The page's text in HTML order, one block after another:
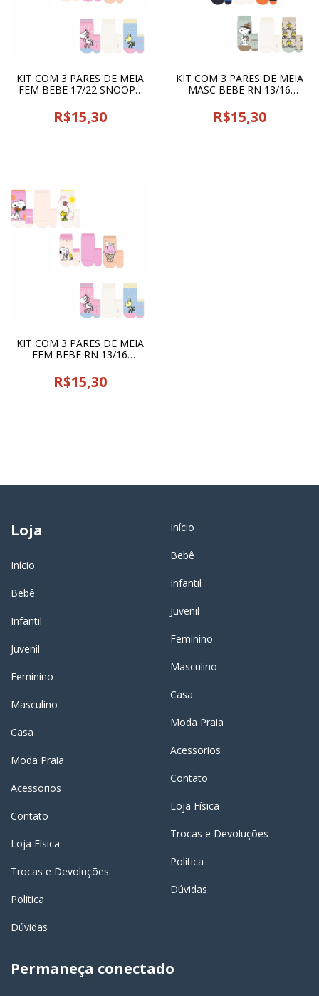
KIT COM 3 PARES DE MEIA
FEM BEBE 17/22 SNOOPY
R$15,30
KIT COM 3 PARES DE MEIA
MASC BEBE RN 13/16
25530
R$15,30
KIT COM 3 PARES DE MEIA
FEM BEBE RN 13/16
25529
R$15,30
Loja
Início
Bebê
Infantil
Juvenil
Feminino
Masculino
Casa
Moda Praia
Acessorios
Contato
Loja Física
Trocas e Devoluções
Politica
Dúvidas
Início
Bebê
Infantil
Juvenil
Feminino
Masculino
Casa
Moda Praia
Acessorios
Contato
Loja Física
Trocas e Devoluções
Politica
Dúvidas
Permaneça conectado